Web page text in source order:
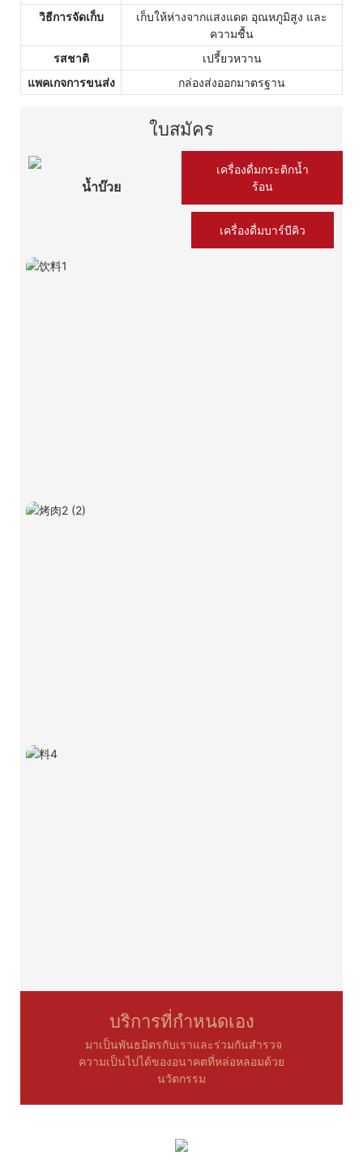
วิธีการจัดเก็บ
เก็บให้ห่างจากแสงแดด อุณหภูมิสูง และ
ความชื้น
รสชาติ
เปรี้ยวหวาน
แพคเกจการขนส่ง
กล่องส่งออกมาตรฐาน
ใบสมัคร
น้ำบ๊วย
เครื่องดื่มกระติกน้ำ
ร้อน
เครื่องดื่มบาร์บีคิว
บริการที่กำหนดเอง
มาเป็นพันธมิตรกับเราและร่วมกันสำรวจ
ความเป็นไปได้ของอนาคตที่หล่อหลอมด้วย
นวัตกรรม